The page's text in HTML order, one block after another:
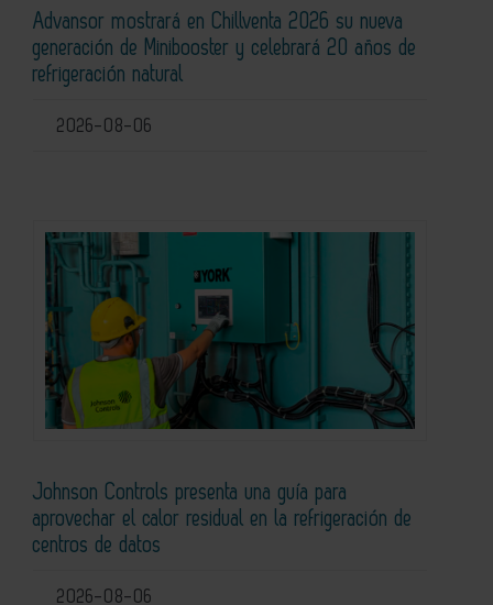
Advansor mostrará en Chillventa 2026 su nueva
generación de Minibooster y celebrará 20 años de
refrigeración natural
2026-08-06
Johnson Controls presenta una guía para
aprovechar el calor residual en la refrigeración de
centros de datos
2026-08-06